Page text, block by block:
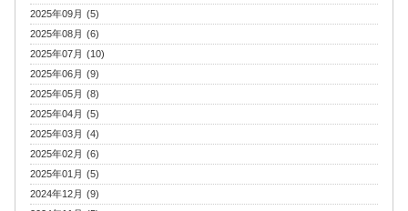
2025年09月 (5)
2025年08月 (6)
2025年07月 (10)
2025年06月 (9)
2025年05月 (8)
2025年04月 (5)
2025年03月 (4)
2025年02月 (6)
2025年01月 (5)
2024年12月 (9)